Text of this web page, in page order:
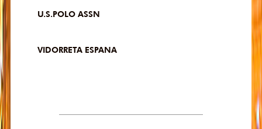
U.S.POLO ASSN
VIDORRETA ESPANA